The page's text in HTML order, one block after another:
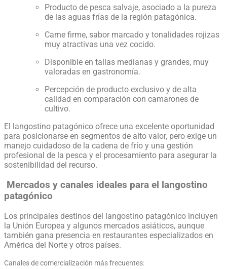
Producto de pesca salvaje, asociado a la pureza
de las aguas frías de la región patagónica.
Carne firme, sabor marcado y tonalidades rojizas
muy atractivas una vez cocido.
Disponible en tallas medianas y grandes, muy
valoradas en gastronomía.
Percepción de producto exclusivo y de alta
calidad en comparación con camarones de
cultivo.
El langostino patagónico ofrece una excelente oportunidad
para posicionarse en segmentos de alto valor, pero exige un
manejo cuidadoso de la cadena de frío y una gestión
profesional de la pesca y el procesamiento para asegurar la
sostenibilidad del recurso.
Mercados y canales ideales para el langostino
patagónico
Los principales destinos del langostino patagónico incluyen
la Unión Europea y algunos mercados asiáticos, aunque
también gana presencia en restaurantes especializados en
América del Norte y otros países.
Canales de comercialización más frecuentes: